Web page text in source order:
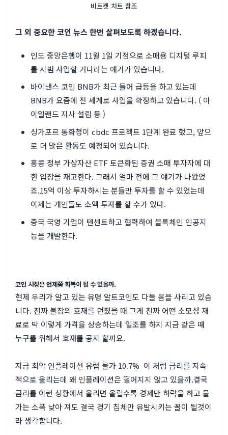
비트켓 차트 참조
그 외 중요한 코인 뉴스 한번 살펴보도록 하겠습니다.
인도 중앙은행이 11월 1일 기점으로 소매용 디지털 루피
를 시범 사업할 거다라는 얘기가 있습니다.
바이낸스 코인 BNB가 최근 들어 급등을 하고 있는데
BNB가 요즘에 전 세계로 사업을 확장하고 있습니다. ( 아
이일랜드 지사 설립 등 )
싱가포르 통화청이 cbdc 프로젝트 1단계 완료 했고, 앞으
로 더 많은 활동도 예정되어 있습니다.
홍콩 정부 가상자산 ETF 토큰화된 증권 소매 투자자에 대
한 입장을 재고한다. 그래서 얼마 전에 그 얘기가 나왔었
죠.15억 이상 투자하시는 분들만 투자를 할 수 있었는데
이제는 개인들도 소액 투자를 할 수가 있다.
중국 국영 기업이 텐센트하고 협력하여 블록체인 인공지
능을 개발한다.
코인 시장은 언제쯤 회복이 될 수 있을까.
현제 우리가 알고 있는 유명 알트코인도 다들 몸을 사리고 있습
니다. 진짜 불장의 호재를 던졌을 때 그게 진짜 어떤 소모성 재
료로 막 이렇게 가격을 상승하는데 일조를 하지 지금 같은 때
누구를 위해서 호재를 공지 할까요.
지금 최악 인플레이션 유럽 물가 10.7% 이 처럼 금리를 지속
적으로 올리는데 왜 인플레이션은 떨어지지 않고 있을까.결국
금리를 이런 상황에서 올리면 올릴수록 경제만 하락을 하고 물
가는 소폭 낮아 져도 결국 경기 침체만 유발시키는 꼴이 될것이
라 생각합니다.